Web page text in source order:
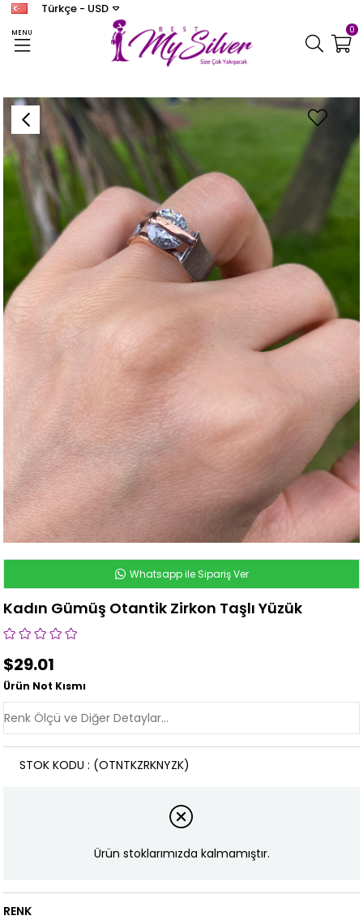
MENU
Türkçe - USD
0
Kadın Gümüş Otantik Zirkon Taşlı Yüzük
Whatsapp ile Sipariş Ver
Kadın Gümüş Otantik Zirkon Taşlı Yüzük
$29.01
Ürün Not Kısmı
(OTNTKZRKNYZK)
STOK KODU
Ürün stoklarımızda kalmamıştır.
RENK